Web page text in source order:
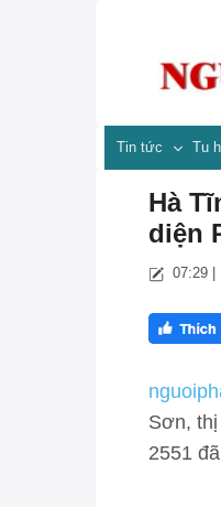
Tin tức Tu
Hà
diện
07:29 |
Sơn,
2551